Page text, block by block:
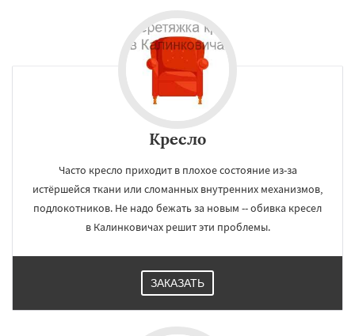
Кресло
Часто кресло приходит в плохое состояние из-за
истёршейся ткани или сломанных внутренних механизмов,
подлокотников. Не надо бежать за новым -- обивка кресел
в Калинковичах решит эти проблемы.
ЗАКАЗАТЬ